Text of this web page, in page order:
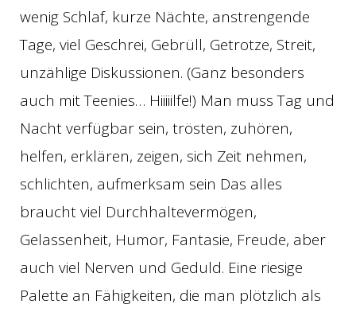
wenig Schlaf, kurze Nächte, anstrengende
Tage, viel Geschrei, Gebrüll, Getrotze, Streit,
unzählige Diskussionen. (Ganz besonders
auch mit Teenies… Hiiiiilfe!) Man muss Tag und
Nacht verfügbar sein, trösten, zuhören,
helfen, erklären, zeigen, sich Zeit nehmen,
schlichten, aufmerksam sein Das alles
braucht viel Durchhaltevermögen,
Gelassenheit, Humor, Fantasie, Freude, aber
auch viel Nerven und Geduld. Eine riesige
Palette an Fähigkeiten, die man plötzlich als